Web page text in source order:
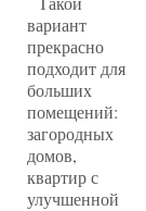
вариант
прекрасно
подходит для
больших
помещений:
загородных
домов,
квартир с
улучшенной